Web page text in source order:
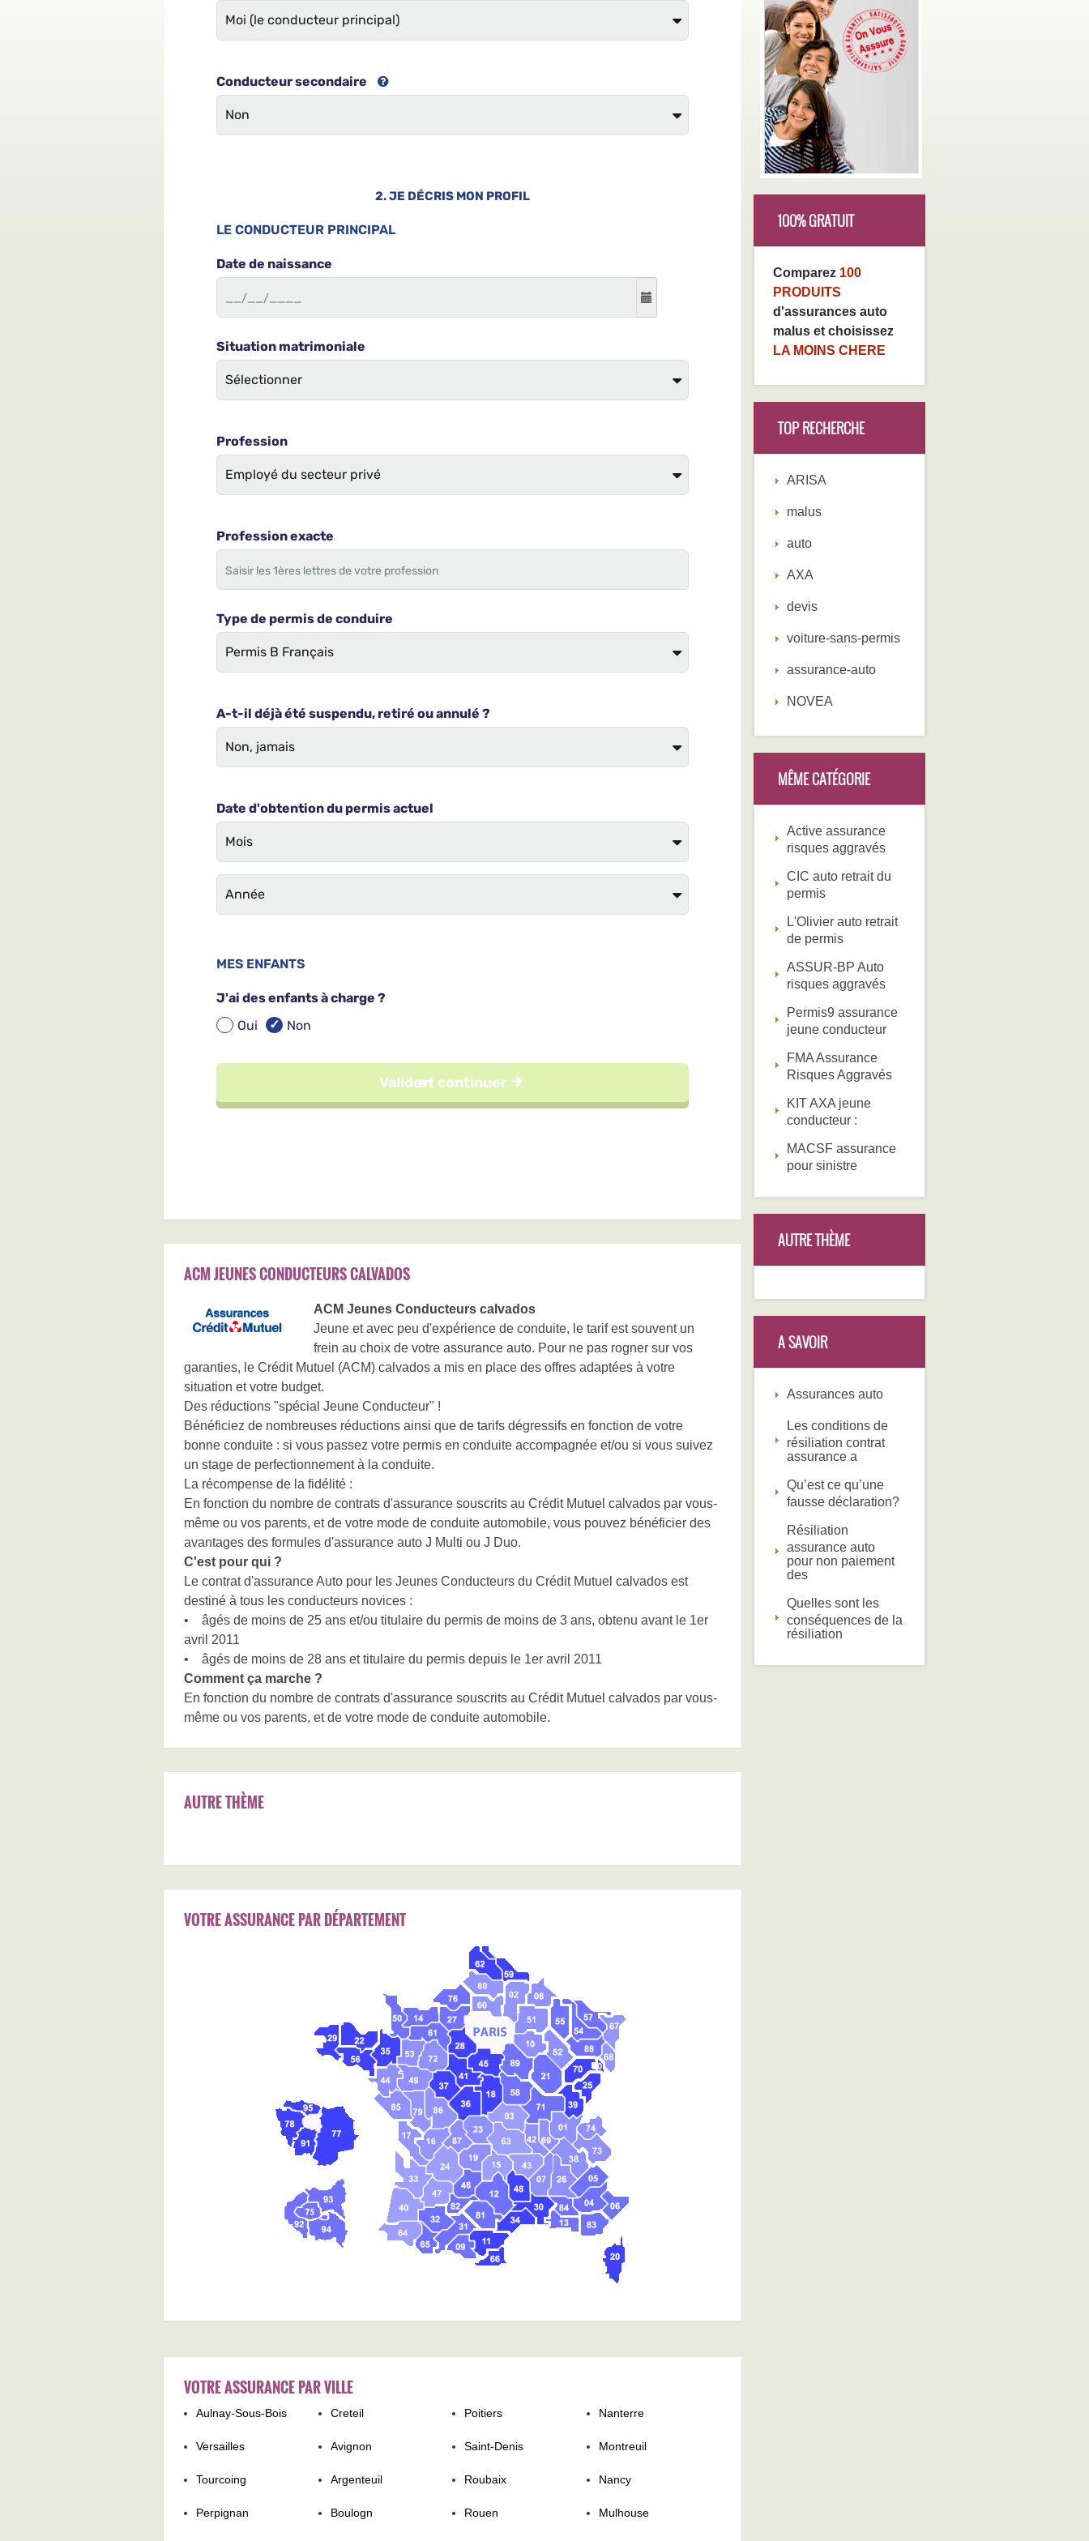
ACM JEUNES CONDUCTEURS CALVADOS
ACM Jeunes Conducteurs calvados
Jeune et avec peu d'expérience de conduite, le tarif est souvent un
frein au choix de votre assurance auto. Pour ne pas rogner sur vos
garanties, le Crédit Mutuel (ACM) calvados a mis en place des offres adaptées à votre
situation et votre budget.
Des réductions "spécial Jeune Conducteur" !
Bénéficiez de nombreuses réductions ainsi que de tarifs dégressifs en fonction de votre
bonne conduite : si vous passez votre permis en conduite accompagnée et/ou si vous suivez
un stage de perfectionnement à la conduite.
La récompense de la fidélité :
En fonction du nombre de contrats d'assurance souscrits au Crédit Mutuel calvados par vous-
même ou vos parents, et de votre mode de conduite automobile, vous pouvez bénéficier des
avantages des formules d'assurance auto J Multi ou J Duo.
C'est pour qui ?
Le contrat d'assurance Auto pour les Jeunes Conducteurs du Crédit Mutuel calvados est
destiné à tous les conducteurs novices :
• âgés de moins de 25 ans et/ou titulaire du permis de moins de 3 ans, obtenu avant le 1er
avril 2011
• âgés de moins de 28 ans et titulaire du permis depuis le 1er avril 2011
Comment ça marche ?
En fonction du nombre de contrats d'assurance souscrits au Crédit Mutuel calvados par vous-
même ou vos parents, et de votre mode de conduite automobile.
AUTRE THÈME
VOTRE ASSURANCE PAR DÉPARTEMENT
VOTRE ASSURANCE PAR VILLE
Aulnay-Sous-Bois Creteil Poitiers Nanterre
Versailles Avignon Saint-Denis Montreuil
Tourcoing Argenteuil Roubaix Nancy
Perpignan Boulogn Rouen Mulhouse
100% GRATUIT
Comparez 100
PRODUITS
d'assurances auto
malus et choisissez
LA MOINS CHERE
TOP RECHERCHE
ARISA
malus
auto
AXA
devis
voiture-sans-permis
assurance-auto
NOVEA
MÊME CATÉGORIE
Active assurance
risques aggravés
CIC auto retrait du
permis
L'Olivier auto retrait
de permis
ASSUR-BP Auto
risques aggravés
Permis9 assurance
jeune conducteur
FMA Assurance
Risques Aggravés
KIT AXA jeune
conducteur :
MACSF assurance
pour sinistre
AUTRE THÈME
A SAVOIR
Assurances auto
Les conditions de
résiliation contrat
assurance a
Qu’est ce qu’une
fausse déclaration?
Résiliation
assurance auto
pour non paiement
des
Quelles sont les
conséquences de la
résiliation